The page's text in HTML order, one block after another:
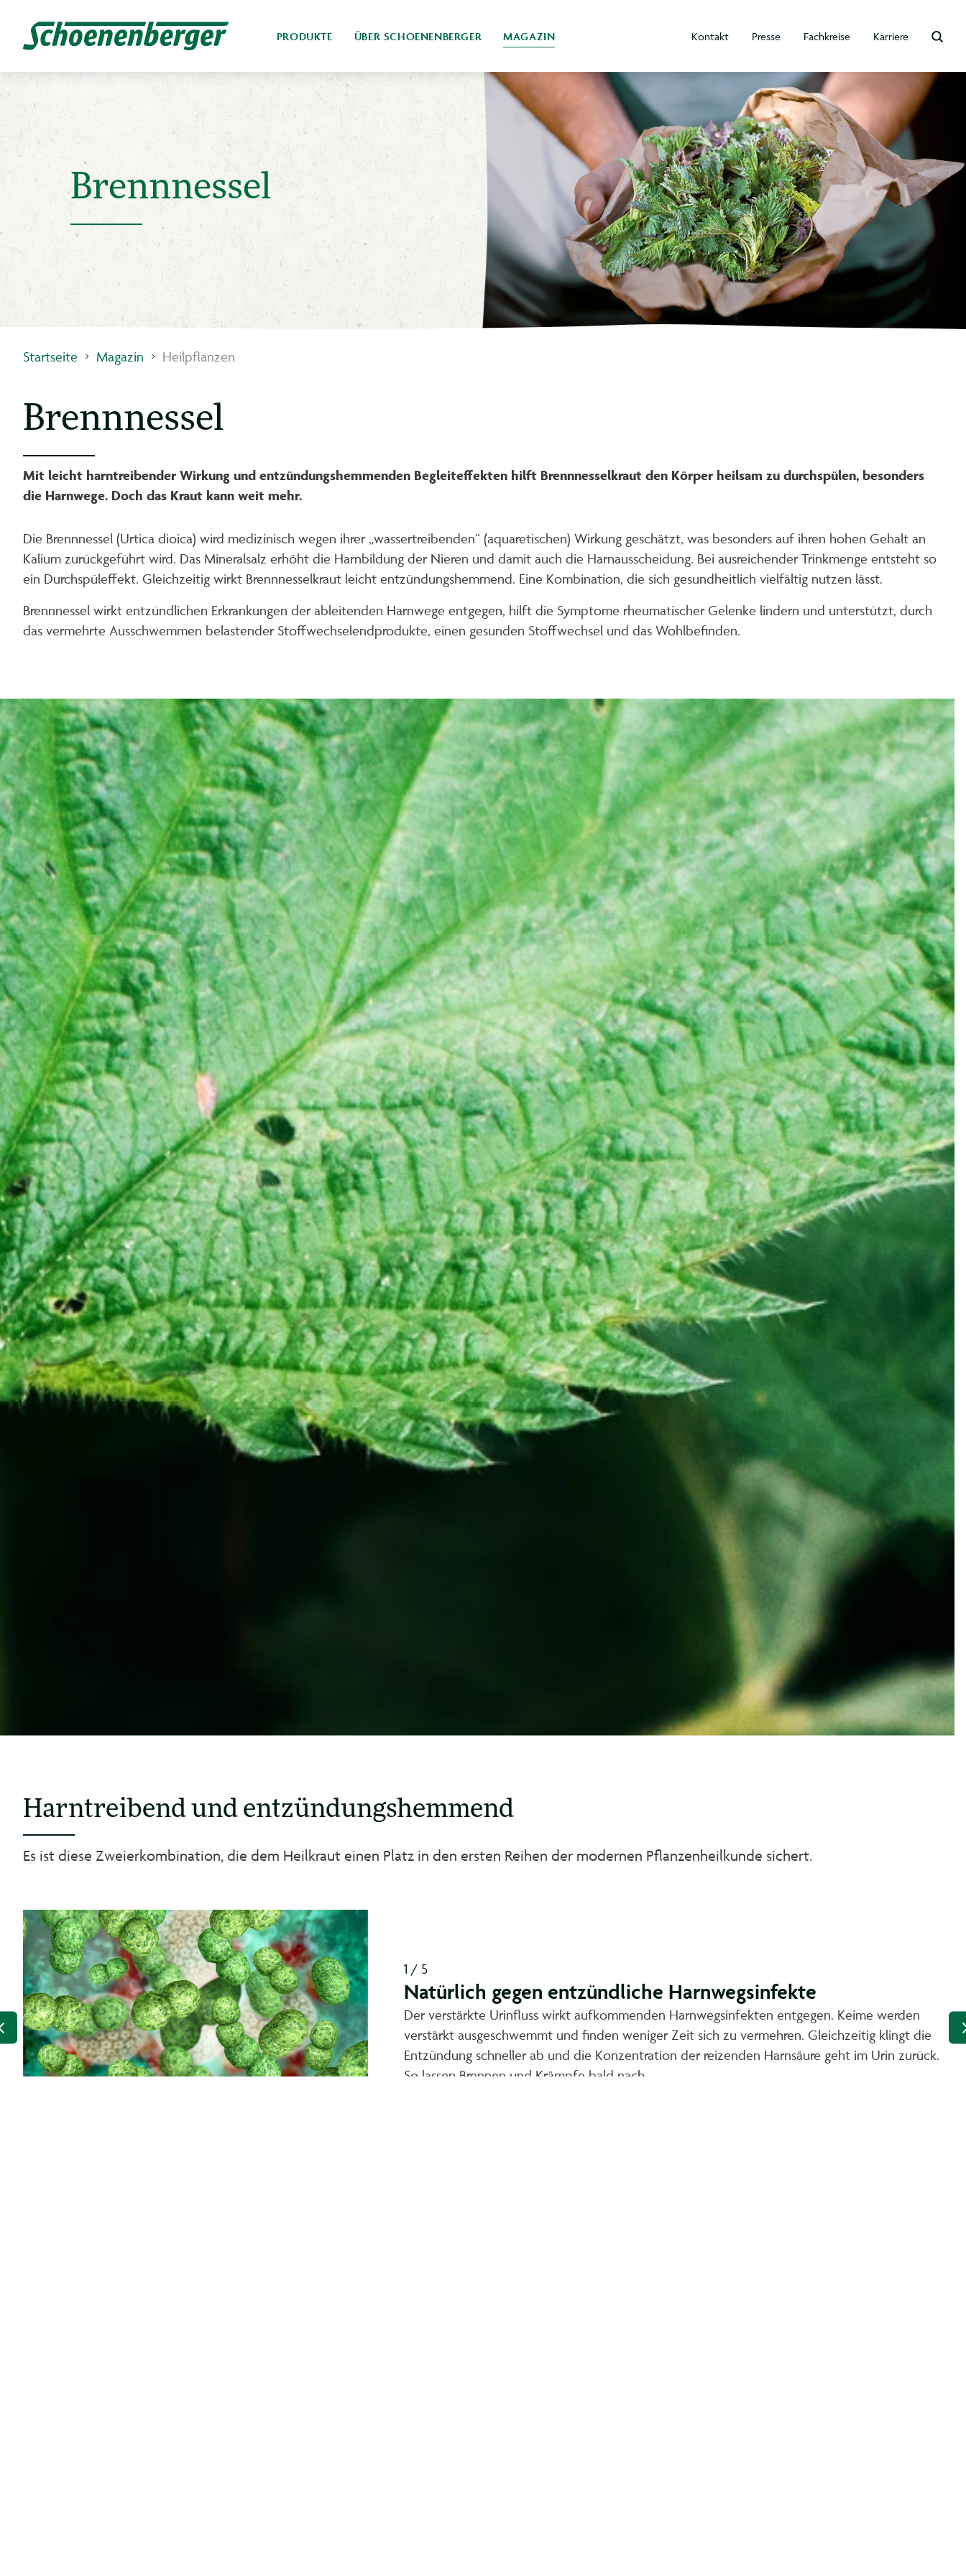
PRODUKTE ÜBER SCHOENENBERGER MAGAZIN Kontakt Presse Fachkreise Karriere
Brennnessel
Startseite Magazin Heilpflanzen
Brennnessel
Mit leicht harntreibender Wirkung und entzündungshemmenden Begleiteffekten hilft Brennnesselkraut den Körper heilsam zu durchspülen, besonders
die Harnwege. Doch das Kraut kann weit mehr.
Die Brennnessel (Urtica dioica) wird medizinisch wegen ihrer „wassertreibenden“ (aquaretischen) Wirkung geschätzt, was besonders auf ihren hohen Gehalt an
Kalium zurückgeführt wird. Das Mineralsalz erhöht die Harnbildung der Nieren und damit auch die Harnausscheidung. Bei ausreichender Trinkmenge entsteht so
ein Durchspüleffekt. Gleichzeitig wirkt Brennnesselkraut leicht entzündungshemmend. Eine Kombination, die sich gesundheitlich vielfältig nutzen lässt.
Brennnessel wirkt entzündlichen Erkrankungen der ableitenden Harnwege entgegen, hilft die Symptome rheumatischer Gelenke lindern und unterstützt, durch
das vermehrte Ausschwemmen belastender Stoffwechselendprodukte, einen gesunden Stoffwechsel und das Wohlbefinden.
Harntreibend und entzündungshemmend
Es ist diese Zweierkombination, die dem Heilkraut einen Platz in den ersten Reihen der modernen Pflanzenheilkunde sichert.
1 / 5
Natürlich gegen entzündliche Harnwegsinfekte
Der verstärkte Urinfluss wirkt aufkommenden Harnwegsinfekten entgegen. Keime werden
verstärkt ausgeschwemmt und finden weniger Zeit sich zu vermehren. Gleichzeitig klingt die
Entzündung schneller ab und die Konzentration der reizenden Harnsäure geht im Urin zurück.
So lassen Brennen und Krämpfe bald nach.